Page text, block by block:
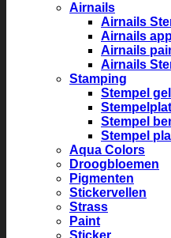
Airnails
Airnails
Airnails
Airnails
Airnails
Stamping
Stempel gel
Stempel
Stempel
Aqua Colors
Droogbloemen
Pigmenten
Stickervellen
Strass
Paint
Sticker